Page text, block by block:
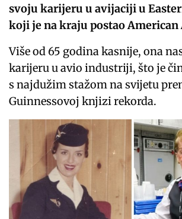
svoju karijeru u avijaciji u
koji je na kraju postao
Više od 65 godina kasnije, ona
karijeru u avio industriji, što je
s najdužim stažom na svijetu
Guinnessovoj knjizi rekorda.